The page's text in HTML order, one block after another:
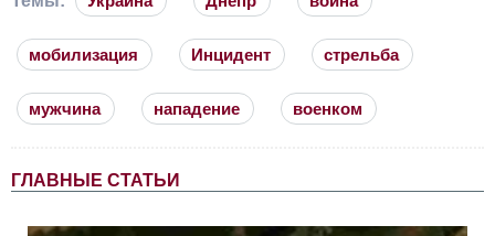
мобилизация Инцидент стрельба
мужчина нападение военком
ГЛАВНЫЕ СТАТЬИ